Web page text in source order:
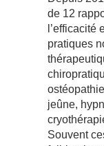
de 12
l’efficacité
pratiques
jeûne,
Souvent